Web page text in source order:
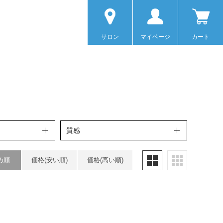
サロン マイページ カート
質感
順 価格(安い順) 価格(高い順)